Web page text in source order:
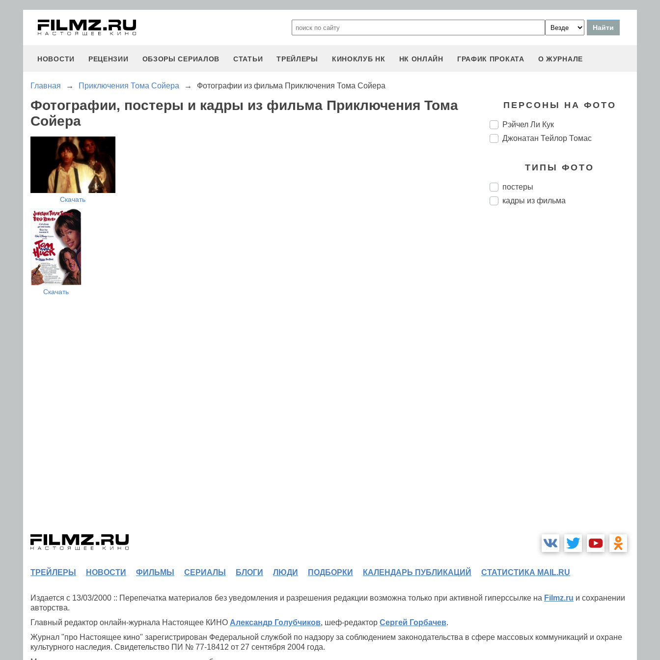
НОВОСТИ РЕЦЕНЗИИ ОБЗОРЫ СЕРИАЛОВ СТАТЬИ ТРЕЙЛЕРЫ КИНОКЛУБ НК НК ОНЛАЙН ГРАФИК ПРОКАТА О ЖУРНАЛЕ
Главная → Приключения Тома Сойера → Фотографии из фильма Приключения Тома Сойера
Фотографии, постеры и кадры из фильма Приключения Тома
Сойера
Скачать
Скачать
ПЕРСОНЫ НА ФОТО
Рэйчел Ли Кук
Джонатан Тейлор Томас
ТИПЫ ФОТО
постеры
кадры из фильма
ТРЕЙЛЕРЫ НОВОСТИ ФИЛЬМЫ СЕРИАЛЫ БЛОГИ ЛЮДИ ПОДБОРКИ КАЛЕНДАРЬ ПУБЛИКАЦИЙ СТАТИСТИКА MAIL.RU
Издается с 13/03/2000 :: Перепечатка материалов без уведомления и разрешения редакции возможна только при активной гиперссылке на Filmz.ru и сохранении
авторства.
Главный редактор онлайн-журнала Настоящее КИНО Александр Голубчиков, шеф-редактор Сергей Горбачев.
Журнал "про Настоящее кино" зарегистрирован Федеральной службой по надзору за соблюдением законодательства в сфере массовых коммуникаций и охране
культурного наследия. Свидетельство ПИ № 77-18412 от 27 сентября 2004 года.